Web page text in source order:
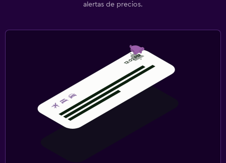
alertas de precios.